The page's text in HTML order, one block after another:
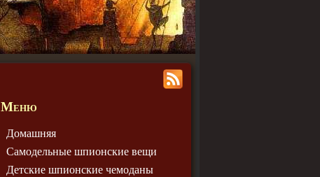
Меню
Домашняя
Самодельные шпионские вещи
Детские шпионские чемодaны